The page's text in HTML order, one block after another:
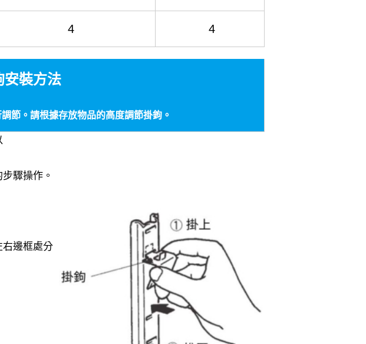
4 4
安裝方法
節。請根據存放物品的高度調節掛鉤。
驟操作。
邊框處分